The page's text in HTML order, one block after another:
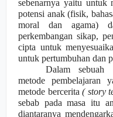
sebenarnya yaitu untuk
potensi anak (fisik,
moral dan agama)
perkembangan sikap,
cipta untuk
untuk pertumbuhan dan
Dalam sebuah
metode pembelajaran
metode bercerita ( story
sebab pada masa itu
diantaranya